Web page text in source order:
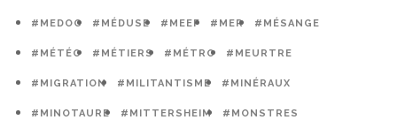
#MEDOC #MÉDUSE #MEEF #MER #MÉSANGE
#MÉTÉO #MÉTIERS #MÉTRO #MEURTRE
#MIGRATION #MILITANTISME #MINÉRAUX
#MINOTAURE #MITTERSHEIM #MONSTRES